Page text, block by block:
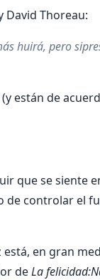
David Thoreau:
huirá, pero
están de
que se siente
de controlar el
en gran
deLa